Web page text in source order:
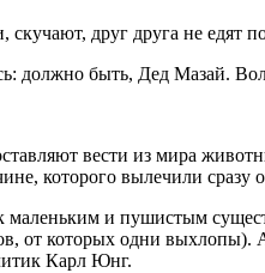
друг друга не едят
должно быть, Дед Мазай.
вести из мира
которого вылечили сразу
и пушистым
от которых одни
Карл Юнг.